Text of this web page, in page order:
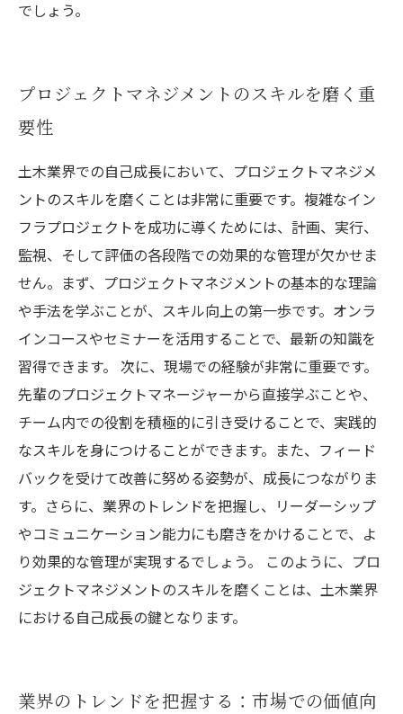
でしょう。
プロジェクトマネジメントのスキルを磨く重
要性
土木業界での自己成長において、プロジェクトマネジメ
ントのスキルを磨くことは非常に重要です。複雑なイン
フラプロジェクトを成功に導くためには、計画、実行、
監視、そして評価の各段階での効果的な管理が欠かせま
せん。まず、プロジェクトマネジメントの基本的な理論
や手法を学ぶことが、スキル向上の第一歩です。オンラ
インコースやセミナーを活用することで、最新の知識を
習得できます。 次に、現場での経験が非常に重要です。
先輩のプロジェクトマネージャーから直接学ぶことや、
チーム内での役割を積極的に引き受けることで、実践的
なスキルを身につけることができます。また、フィード
バックを受けて改善に努める姿勢が、成長につながりま
す。さらに、業界のトレンドを把握し、リーダーシップ
やコミュニケーション能力にも磨きをかけることで、よ
り効果的な管理が実現するでしょう。 このように、プロ
ジェクトマネジメントのスキルを磨くことは、土木業界
における自己成長の鍵となります。
業界のトレンドを把握する：市場での価値向